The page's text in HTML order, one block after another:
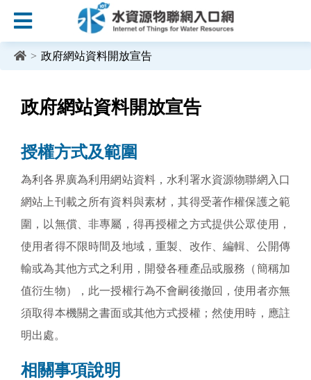
跳到主要內容區塊
> 政府網站資料開放宣告
政府網站資料開放宣告
授權方式及範圍
為利各界廣為利用網站資料，水利署水資源物聯網入口
網站上刊載之所有資料與素材，其得受著作權保護之範
圍，以無償、非專屬，得再授權之方式提供公眾使用，
使用者得不限時間及地域，重製、改作、編輯、公開傳
輸或為其他方式之利用，開發各種產品或服務（簡稱加
值衍生物），此一授權行為不會嗣後撤回，使用者亦無
須取得本機關之書面或其他方式授權；然使用時，應註
明出處。
相關事項說明